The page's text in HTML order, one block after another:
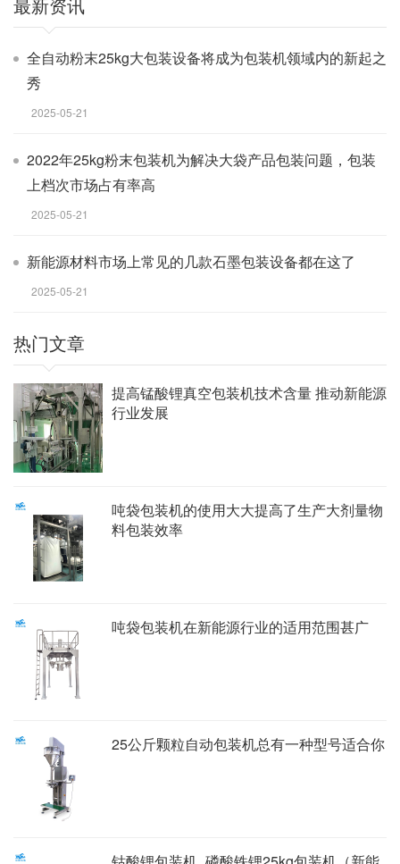
最新资讯
全自动粉末25kg大包装设备将成为包装机领域内的新起之
秀
2025-05-21
2022年25kg粉末包装机为解决大袋产品包装问题，包装
上档次市场占有率高
2025-05-21
新能源材料市场上常见的几款石墨包装设备都在这了
2025-05-21
热门文章
提高锰酸锂真空包装机技术含量 推动新能源
行业发展
吨袋包装机的使用大大提高了生产大剂量物
料包装效率
吨袋包装机在新能源行业的适用范围甚广
25公斤颗粒自动包装机总有一种型号适合你